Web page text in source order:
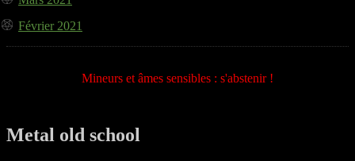
Février 2021
Mineurs et âmes sensibles : s'abstenir !
Metal old school